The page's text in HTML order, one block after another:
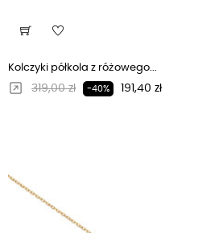
Kolczyki półkola z różowego...
Regularna cena
319,00 zł -40% Cena
191,40 zł